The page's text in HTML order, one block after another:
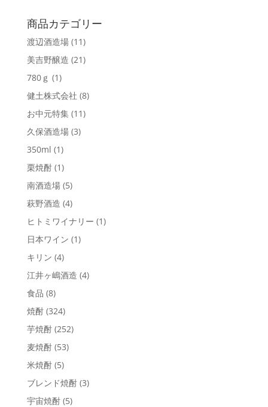
商品カテゴリー
渡辺酒造場 (11)
美吉野醸造 (21)
780ｇ (1)
健土株式会社 (8)
お中元特集 (11)
久保酒造場 (3)
350ml (1)
栗焼酎 (1)
南酒造場 (5)
萩野酒造 (4)
ヒトミワイナリー (1)
日本ワイン (1)
キリン (4)
江井ヶ嶋酒造 (4)
食品 (8)
焼酎 (324)
芋焼酎 (252)
麦焼酎 (53)
米焼酎 (5)
ブレンド焼酎 (3)
宇宙焼酎 (5)